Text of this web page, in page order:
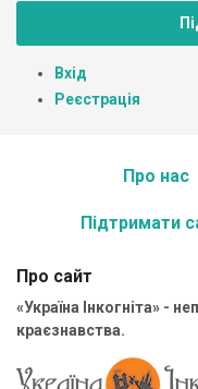
Вхід
Реєстрація
Про нас
Підтримати
Про сайт
«Україна Інкогніта» -
краєзнавства.